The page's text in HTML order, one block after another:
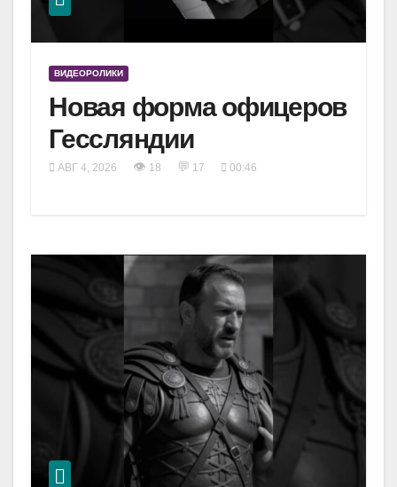
ВИДЕОРОЛИКИ
Новая форма офицеров
Гессляндии
АВГ 4, 2026 👁 18 💬 17 00:46